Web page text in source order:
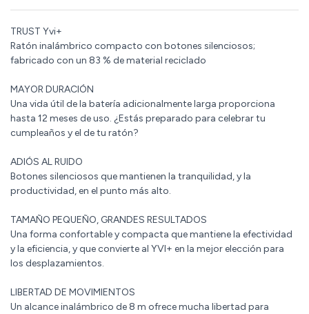
TRUST Yvi+
Ratón inalámbrico compacto con botones silenciosos;
fabricado con un 83 % de material reciclado
MAYOR DURACIÓN
Una vida útil de la batería adicionalmente larga proporciona
hasta 12 meses de uso. ¿Estás preparado para celebrar tu
cumpleaños y el de tu ratón?
ADIÓS AL RUIDO
Botones silenciosos que mantienen la tranquilidad, y la
productividad, en el punto más alto.
TAMAÑO PEQUEÑO, GRANDES RESULTADOS
Una forma confortable y compacta que mantiene la efectividad
y la eficiencia, y que convierte al YVI+ en la mejor elección para
los desplazamientos.
LIBERTAD DE MOVIMIENTOS
Un alcance inalámbrico de 8 m ofrece mucha libertad para